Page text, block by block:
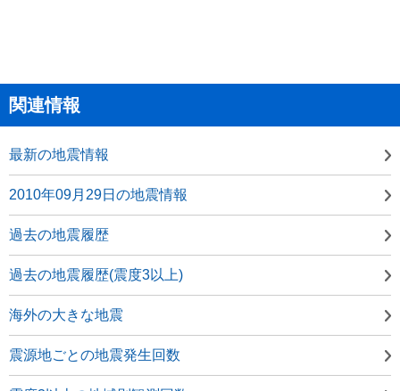
関連情報
最新の地震情報
2010年09月29日の地震情報
過去の地震履歴
過去の地震履歴(震度3以上)
海外の大きな地震
震源地ごとの地震発生回数